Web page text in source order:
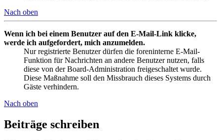
Nach oben
Wenn ich bei einem Benutzer auf den E-Mail-Link klicke,
werde ich aufgefordert, mich anzumelden.
Nur registrierte Benutzer dürfen die foreninterne E-Mail-
Funktion für Nachrichten an andere Benutzer nutzen, falls
diese von der Board-Administration freigeschaltet wurde.
Diese Maßnahme soll den Missbrauch dieses Systems durch
Gäste verhindern.
Nach oben
Beiträge schreiben